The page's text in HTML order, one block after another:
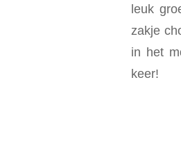
leuk
zakje
in het
keer!